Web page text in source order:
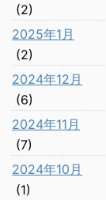
(2)
2025年1月
(2)
2024年12月
(6)
2024年11月
(7)
2024年10月
(1)